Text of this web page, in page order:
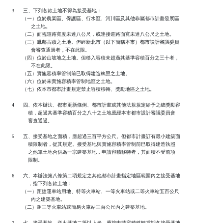
   3      三、下列各款土地不得為接受基地：
          （一）位於農業區、保護區、行水區、河川區及其他非屬都市計畫發展區
                之土地。
          （二）面臨道路寬度未達八公尺，或連接道路面寬未達八公尺之土地。
          （三）毗鄰古蹟之土地。但經新北市（以下簡稱本市）都市設計審議委員
                會審查通過者，不在此限。
          （四）位於山坡地之土地。但移入容積未超過其基準容積百分之三十者，
                不在此限。
          （五）實施容積率管制前已取得建造執照之土地。
          （六）位於未實施容積率管制地區之土地。
          （七）依本市都市計畫規定禁止容積移轉、獎勵地區之土地。
   4      四、依本辦法、都市更新條例、都市計畫或其他法規規定給予之總獎勵容
              積，超過其基準容積百分之八十之土地應經本市都市設計審議委員會
              審查通過。
   5      五、接受基地之面積，應超過三百平方公尺。但都市計畫訂有最小建築面
              積限制者，從其規定。接受基地與實施容積率管制前巳取得建造執照
              之他筆土地合併為一宗建築基地，申請容積移轉者，其面積不受前項
              限制。
   6      六、本辦法第八條第二項規定之其他都市計畫指定地區範圍內之接受基地
              ，指下列各款土地：
          （一）距捷運車站用地、特等火車站、一等火車站或二等火車站五百公尺
                內之建築基地。
          （二）距三等火車站或簡易火車站三百公尺內之建築基地。